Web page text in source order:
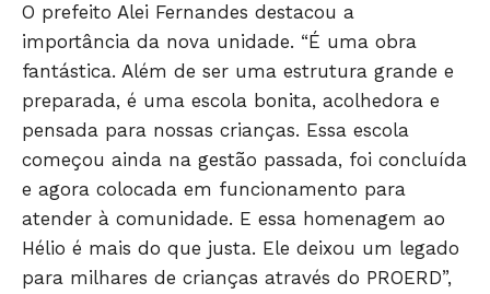
POLÍCIA
ESPORTES
ECONOMIA
OPINIÃO
GERAL
EDUCAÇÃO
SAÚDE
AGRONOTÍCIAS
O prefeito Alei Fernandes destacou a
importância da nova unidade. “É uma obra
fantástica. Além de ser uma estrutura grande e
preparada, é uma escola bonita, acolhedora e
pensada para nossas crianças. Essa escola
começou ainda na gestão passada, foi concluída
e agora colocada em funcionamento para
atender à comunidade. E essa homenagem ao
Hélio é mais do que justa. Ele deixou um legado
para milhares de crianças através do PROERD”,